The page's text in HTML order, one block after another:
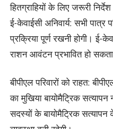
​हितग्राहियों के लिए जरूरी निर्देश
​ई-केवाईसी अनिवार्य: सभी पात्र
प्रक्रिया पूर्ण रखनी होगी। ई-
राशन आवंटन प्रभावित हो
​बीपीएल परिवारों को राहत:
का मुखिया बायोमैट्रिक सत्यापन
सदस्यों के बायोमैट्रिक